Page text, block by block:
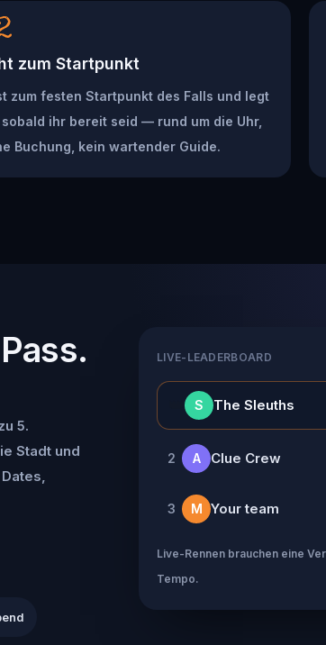
zum Startpunkt
zum festen Startpunkt des Falls und legt
sobald ihr bereit seid — rund um die Uhr,
Buchung, kein wartender Guide.
5.
Stadt und
LIVE-LEADERBOARD
S The Sleuths
2 A Clue Crew
3 M Your team
Live-Rennen brauchen eine
Tempo.